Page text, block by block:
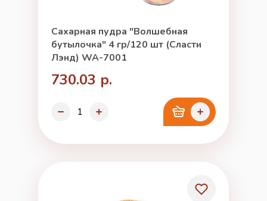
Сахарная пудра "Волшебная
бутылочка" 4 гр/120 шт (Сласти
Лэнд) WA-7001
730.03 р.